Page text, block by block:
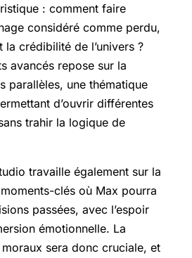
: comment faire
considéré comme perdu,
la crédibilité de l’univers ?
avancés repose sur la
parallèles, une thématique
d’ouvrir différentes
trahir la logique de
travaille également sur la
clés où Max pourra
passées, avec l’espoir
émotionnelle. La
sera donc cruciale, et